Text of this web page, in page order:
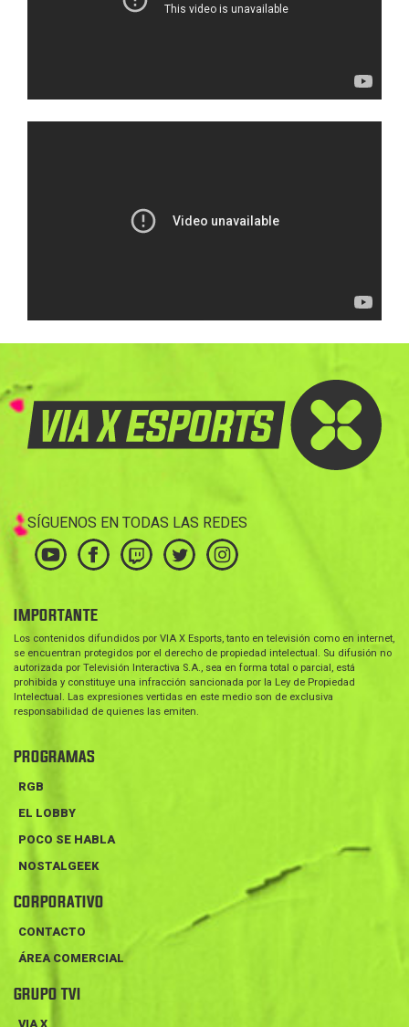
SÍGUENOS EN TODAS LAS REDES
IMPORTANTE
Los contenidos difundidos por VIA X Esports, tanto en televisión como en internet,
se encuentran protegidos por el derecho de propiedad intelectual. Su difusión no
autorizada por Televisión Interactiva S.A., sea en forma total o parcial, está
prohibida y constituye una infracción sancionada por la Ley de Propiedad
Intelectual. Las expresiones vertidas en este medio son de exclusiva
responsabilidad de quienes las emiten.
PROGRAMAS
RGB
EL LOBBY
POCO SE HABLA
NOSTALGEEK
CORPORATIVO
CONTACTO
ÁREA COMERCIAL
GRUPO TVI
VIA X